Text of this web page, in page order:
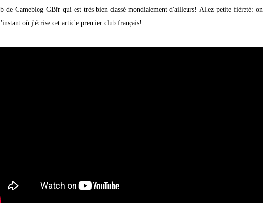
de Gameblog GBfr qui est très bien classé mondialement d'ailleurs! Allez petite fièreté: on
où j'écrise cet article premier club français!